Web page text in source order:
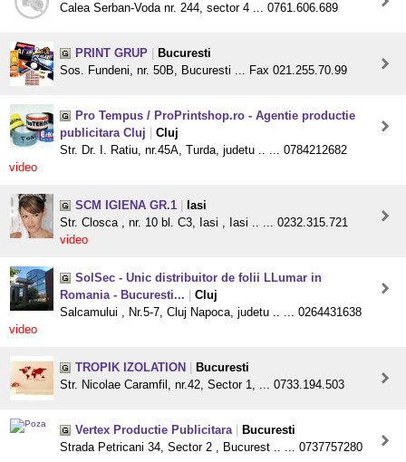
Calea Serban-Voda nr. 244, sector 4 ... 0761.606.689
PRINT GRUP
Bucuresti
Sos. Fundeni, nr. 50B, Bucuresti ... Fax 021.255.70.99
Pro Tempus / ProPrintshop.ro - Agentie productie
publicitara Cluj
Cluj
Str. Dr. I. Ratiu, nr.45A, Turda, judetu .. ... 0784212682
video
SCM IGIENA GR.1
Iasi
Str. Closca , nr. 10 bl. C3, Iasi , Iasi .. ... 0232.315.721
video
SolSec - Unic distribuitor de folii LLumar in
Romania - Bucuresti...
Cluj
Salcamului , Nr.5-7, Cluj Napoca, judetu .. ... 0264431638
video
TROPIK IZOLATION
Bucuresti
Str. Nicolae Caramfil, nr.42, Sector 1, ... 0733.194.503
Vertex Productie Publicitara
Bucuresti
Strada Petricani 34, Sector 2 , Bucurest .. ... 0737757280